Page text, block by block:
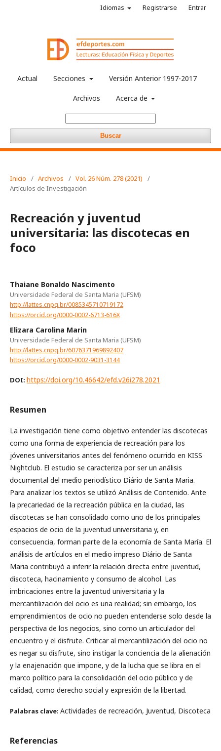
Actual Secciones Versión Anterior 1997-2017
Archivos Acerca de
Buscar
Idiomas Registrarse Entrar
Inicio / Archivos / Vol. 26 Núm. 278 (2021)
/
Artículos de Investigación
Recreación y juventud
universitaria: las discotecas en
foco
Thaiane Bonaldo Nascimento
Universidade Federal de Santa Maria (UFSM)
http://lattes.cnpq.br/0085345710719172
https://orcid.org/0000-0002-6713-616X
Elizara Carolina Marin
Universidade Federal de Santa Maria (UFSM)
http://lattes.cnpq.br/6076371969892407
https://orcid.org/0000-0002-9031-3144
DOI: https://doi.org/10.46642/efd.v26i278.2021
Resumen
La investigación tiene como objetivo entender las discotecas
como una forma de experiencia de recreación para los
jóvenes universitarios antes del fenómeno ocurrido en KISS
Nightclub. El estudio se caracteriza por ser un análisis
documental del medio periodístico Diário de Santa Maria.
Para analizar los textos se utilizó Análisis de Contenido. Ante
la precariedad de la recreación pública en la ciudad, las
discotecas se han consolidado como uno de los principales
espacios de ocio de la juventud universitaria y, en
consecuencia, forman parte de la economía de Santa María. El
análisis de artículos en el medio impreso Diário de Santa
Maria contribuyó a inferir la relación directa entre juventud,
discoteca, hacinamiento y consumo de alcohol. Las
imbricaciones entre la juventud universitaria y la
mercantilización del ocio es una realidad; sin embargo, los
emprendimientos de ocio no pueden entenderse solo desde la
perspectiva de los negocios, sino como un articulador del
encuentro y el disfrute. Criticar al mercantilización del ocio no
es negar su disfrute, sino instigar la conciencia de la alienación
y la enajenación que impone, y de la lucha que se libra en el
marco político para la consolidación del ocio público y de
calidad, como derecho social y expresión de la libertad.
Palabras clave: Actividades de recreación, Juventud, Discoteca
Referencias